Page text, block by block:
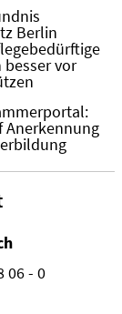
Berlin
besser vor
Anerkennung
06 - 0